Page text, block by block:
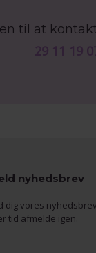
til at
29 11 19
nyhedsbrev
dig vores
tid afmelde igen.